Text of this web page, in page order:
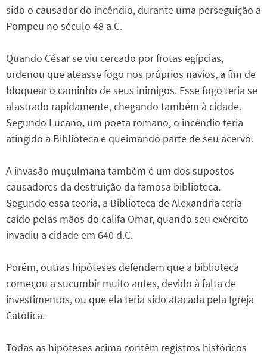
sido o causador do incêndio, durante uma perseguição a
Pompeu no século 48 a.C.
Quando César se viu cercado por frotas egípcias,
ordenou que ateasse fogo nos próprios navios, a fim de
bloquear o caminho de seus inimigos. Esse fogo teria se
alastrado rapidamente, chegando também à cidade.
Segundo Lucano, um poeta romano, o incêndio teria
atingido a Biblioteca e queimando parte de seu acervo.
A invasão muçulmana também é um dos supostos
causadores da destruição da famosa biblioteca.
Segundo essa teoria, a Biblioteca de Alexandria teria
caído pelas mãos do califa Omar, quando seu exército
invadiu a cidade em 640 d.C.
Porém, outras hipóteses defendem que a biblioteca
começou a sucumbir muito antes, devido à falta de
investimentos, ou que ela teria sido atacada pela Igreja
Católica.
Todas as hipóteses acima contêm registros históricos